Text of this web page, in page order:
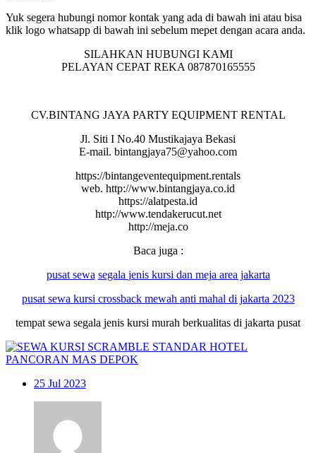
Yuk segera hubungi nomor kontak yang ada di bawah ini atau bisa
klik logo whatsapp di bawah ini sebelum mepet dengan acara anda.
SILAHKAN HUBUNGI KAMI
PELAYAN CEPAT REKA 087870165555
CV.BINTANG JAYA PARTY EQUIPMENT RENTAL
Jl. Siti I No.40 Mustikajaya Bekasi
E-mail. bintangjaya75@yahoo.com
https://bintangeventequipment.rentals
web. http://www.bintangjaya.co.id
https://alatpesta.id
http://www.tendakerucut.net
http://meja.co
Baca juga :
pusat sewa segala jenis kursi dan meja area jakarta
pusat sewa kursi crossback mewah anti mahal di jakarta 2023
tempat sewa segala jenis kursi murah berkualitas di jakarta pusat
25 Jul 2023